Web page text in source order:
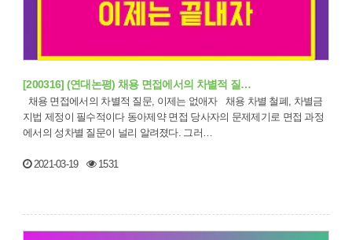
[200316] (연대논평) 채용 면접에서의 차별적 질…
지법 제정이 필수적이다 동아제약 면접 당사자의 문제제기로 면접 과정
에서의 성차별 질문이 널리 알려졌다. 그러…
2021-03-19 1531